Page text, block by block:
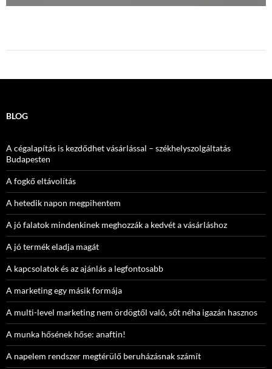
BLOG
A cégalapítás is kezdődhet vásárlással – székhelyszolgáltatás
Budapesten
A fogkő eltávolítás
A hetedik napon megpihentem
A jó falatok mindenkinek meghozzák a kedvét a vásárláshoz
A jó termék eladja magát
A kapcsolatok és az ajánlás a legfontosabb
A marketing egy másik formája
A multi-level marketing nem ördögtől való, sőt néha igazán hasznos
A munka hősének hőse: anaftin!
A napelem rendszer megtérülő beruházásnak számít